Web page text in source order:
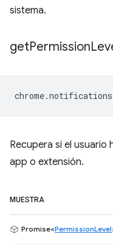
sistema.
getPermission
chrome.notifications
Recupera si el
app o extensión.
MUESTRA
Promise<PermissionLevel